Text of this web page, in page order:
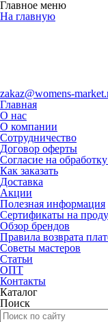
Главное меню
На главную
zakaz@womens-
Главная
О нас
О компании
Сотрудничество
Договор оферты
Согласие на
Как заказать
Доставка
Акции
Полезная информация
Сертификаты на
Обзор брендов
Правила возврата
Советы мастеров
Статьи
ОПТ
Контакты
Каталог
Поиск